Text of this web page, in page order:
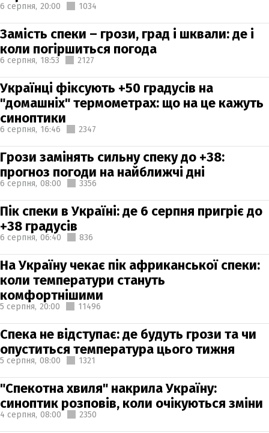
6 серпня, 20:00 1034
Замість спеки – грози, град і шквали: де і
коли погіршиться погода
6 серпня, 18:53 2127
Українці фіксують +50 градусів на
"домашніх" термометрах: що на це кажуть
синоптики
6 серпня, 16:46 2347
Грози замінять сильну спеку до +38:
прогноз погоди на найближчі дні
6 серпня, 08:00 3356
Пік спеки в Україні: де 6 серпня пригріє до
+38 градусів
6 серпня, 06:40 836
На Україну чекає пік африканської спеки:
коли температури стануть
комфортнішими
5 серпня, 20:00 11496
Спека не відступає: де будуть грози та чи
опуститься температура цього тижня
5 серпня, 08:00 1321
"Спекотна хвиля" накрила Україну:
синоптик розповів, коли очікуються зміни
4 серпня, 08:00 2350